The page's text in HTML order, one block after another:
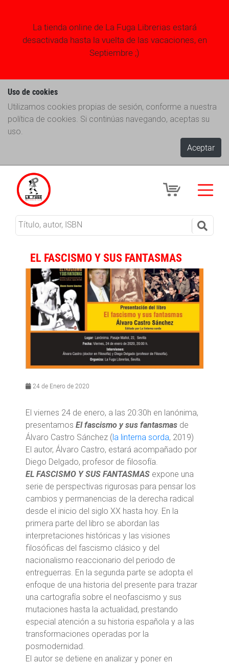
La tienda online de La Fuga Librerias estará
desactivada hasta la vuelta de las vacaciones, en
Septiembre ;)
Uso de cookies
Utilizamos cookies propias de sesión, conforme a nuestra
política de cookies. Si continúas navegando, aceptas su
uso.
Aceptar
EL FASCISMO Y SUS FANTASMAS
24 de Enero de 2020
El viernes 24 de enero, a las 20:30h en lanónima,
presentamos El fascismo y sus fantasmas de
Álvaro Castro Sánchez (la linterna sorda, 2019)
El autor, Álvaro Castro, estará acompañado por
Diego Delgado, profesor de filosofía.
EL FASCISMO Y SUS FANTASMAS expone una
serie de perspectivas rigurosas para pensar los
cambios y permanencias de la derecha radical
desde el inicio del siglo XX hasta hoy. En la
primera parte del libro se abordan las
interpretaciones históricas y las visiones
filosóficas del fascismo clásico y del
nacionalismo reaccionario del periodo de
entreguerras. En la segunda parte se adopta el
enfoque de una historia del presente para trazar
una cartografía sobre el neofascismo y sus
mutaciones hasta la actualidad, prestando
especial atención a su historia española y a las
transformaciones operadas por la
posmodernidad.
El autor se detiene en analizar y poner en